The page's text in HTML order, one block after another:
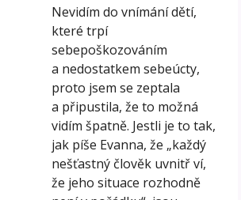
Nevidím do vnímání dětí,
které trpí
sebepoškozováním
a nedostatkem sebeúcty,
proto jsem se zeptala
a připustila, že to možná
vidím špatně. Jestli je to tak,
jak píše Evanna, že „každý
nešťastný člověk uvnitř ví,
že jeho situace rozhodně